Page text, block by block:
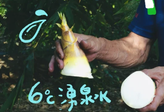
您可以隨時輕鬆停止訂閱。您也可以在一
案，請於出貨前 5 天透過官方 LINE 、客